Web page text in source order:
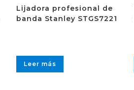
Lijadora profesional de
banda Stanley STGS7221
Leer más